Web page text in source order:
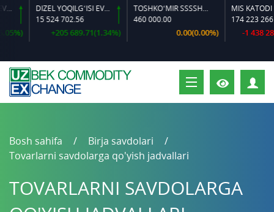
DIZEL YOQILG‘ISI EVRO-L II K-4 SSDF
15 524 702.56
+205 689.71(1.34%)
TOSHKO‘MIR SSSSH-13
460 000.00
0.00(0.00%)
MIS KATODI
174 223 266.44
-1 438
Bosh sahifa
Birja savdolari
Tovarlarni savdolarga qo'yish jadvallari
TOVARLARNI SAVDOLARGA